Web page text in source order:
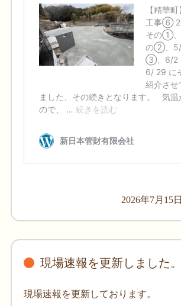
2026年7月15日
現場速報を更新しました。
現場速報を更新しております。